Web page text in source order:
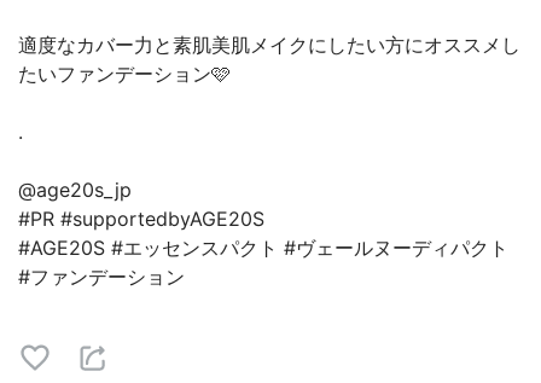
適度なカバー力と素肌美肌メイクにしたい方にオススメし
たいファンデーション🩷
.
@age20s_jp
#PR #supportedbyAGE20S
#AGE20S #エッセンスパクト #ヴェールヌーディパクト
#ファンデーション